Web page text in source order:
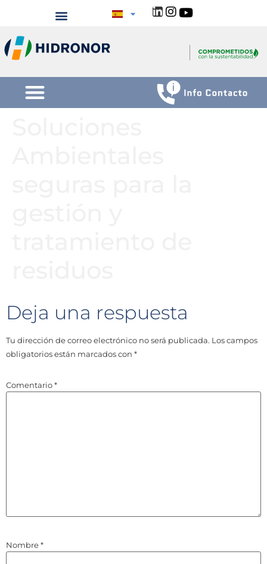
Deja una respuesta
Tu dirección de correo electrónico no será publicada. Los campos
obligatorios están marcados con *
Comentario*
Nombre*